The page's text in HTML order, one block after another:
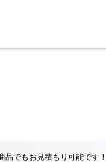
品でもお見積もり可能です！